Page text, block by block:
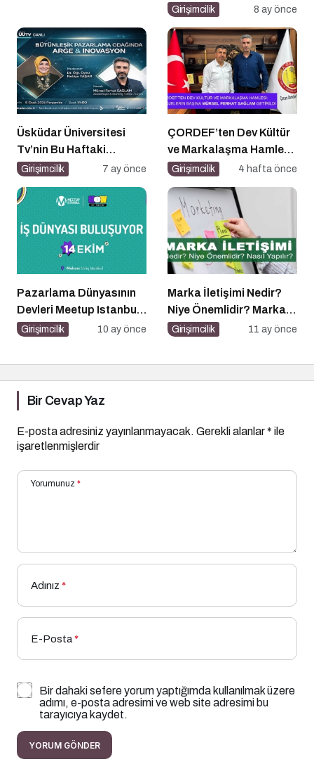
Medipol
Girişimcilik 8 ay önce
Üsküdar Üniversitesi
Tv’nin Bu Haftaki
Konuğu Mürsel Ferhat
Girişimcilik 7 ay önce
ÇORDEF’ten Dev Kültür
ve Markalaşma Hamlesi:
Projelerin Başına Mürsel
Girişimcilik 4 hafta önce
Pazarlama Dünyasının
Devleri Meetup Istanbul
2025’te Buluşuyor
Girişimcilik 10 ay önce
Marka İletişimi Nedir?
Niye Önemlidir? Marka
İletişimi Nasıl Yapılır?
Girişimcilik 11 ay önce
Bir Cevap Yaz
E-posta adresiniz yayınlanmayacak. Gerekli alanlar* ile
işaretlenmişlerdir
Yorumunuz *
Adınız *
E-Posta*
Bir dahaki sefere yorum yaptığımda kullanılmak üzere
adımı, e-posta adresimi ve web site adresimi bu
tarayıcıya kaydet.
YORUM GÖNDER